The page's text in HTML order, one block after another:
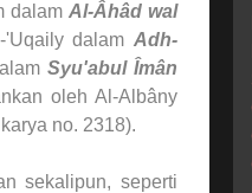
dalamAl-Âhâd wal
'Uqaily dalamAdh-
Syu'abul Îmân
oleh Al-Albâny
karya no. 2318).
sekalipun, seperti